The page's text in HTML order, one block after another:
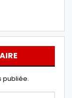
publiée.